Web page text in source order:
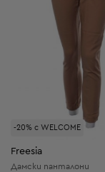
-20% с WELCOME
Freesia
Дамски панталони